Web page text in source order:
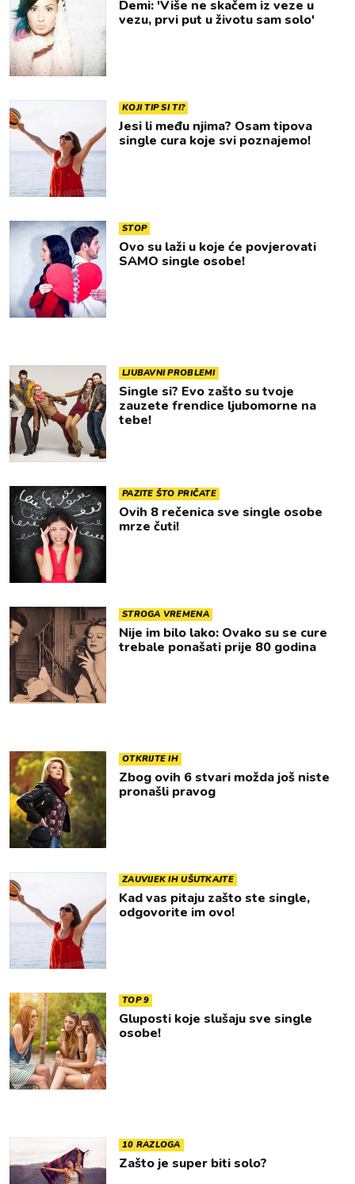
Demi: 'Više ne skačem iz veze u
vezu, prvi put u životu sam solo'
KOJI TIP SI TI?
Jesi li među njima? Osam tipova
single cura koje svi poznajemo!
STOP
Ovo su laži u koje će povjerovati
SAMO single osobe!
LJUBAVNI PROBLEMI
Single si? Evo zašto su tvoje
zauzete frendice ljubomorne na
tebe!
PAZITE ŠTO PRIČATE
Ovih 8 rečenica sve single osobe
mrze čuti!
STROGA VREMENA
Nije im bilo lako: Ovako su se cure
trebale ponašati prije 80 godina
OTKRIJTE IH
Zbog ovih 6 stvari možda još niste
pronašli pravog
ZAUVIJEK IH UŠUTKAJTE
Kad vas pitaju zašto ste single,
odgovorite im ovo!
TOP 9
Gluposti koje slušaju sve single
osobe!
10 RAZLOGA
Zašto je super biti solo?